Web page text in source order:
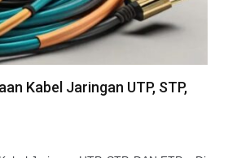
Kabel Jaringan UTP, STP,